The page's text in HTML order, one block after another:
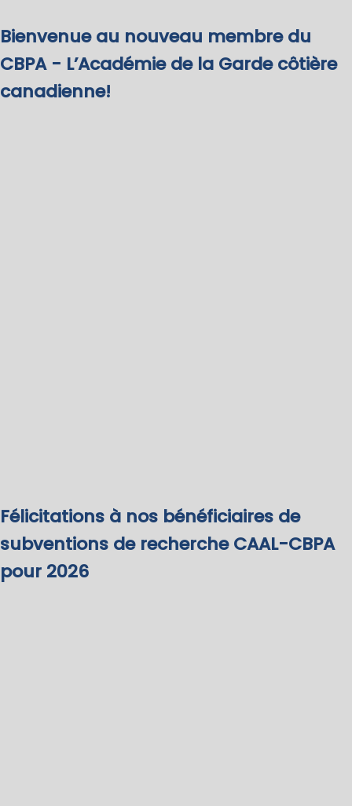
Bienvenue au nouveau membre du
CBPA - L’Académie de la Garde côtière
canadienne!
Félicitations à nos bénéficiaires de
subventions de recherche CAAL-CBPA
pour 2026